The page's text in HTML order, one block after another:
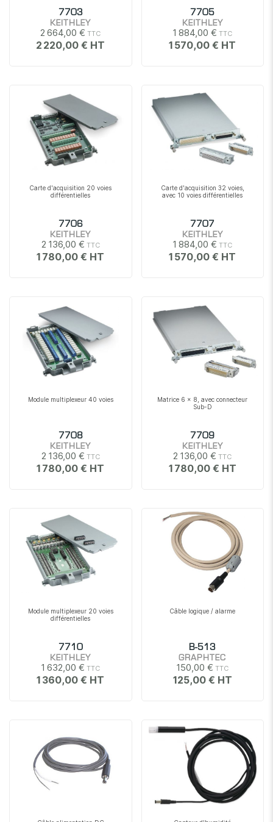
7703
KEITHLEY
2 664,00 €
2 220,00 €
7705
KEITHLEY
1 884,00 €
1 570,00 €
Carte d'acquisition 20 voies
différentielles
7706
KEITHLEY
2 136,00 €
1 780,00 €
Carte d'acquisition 32 voies,
avec 10 voies différentielles
7707
KEITHLEY
1 884,00 €
1 570,00 €
Module multiplexeur 40 voies
7708
KEITHLEY
2 136,00 €
1 780,00 €
Matrice 6 x 8, avec connecteur
Sub-D
7709
KEITHLEY
2 136,00 €
1 780,00 €
Module multiplexeur 20 voies
différentielles
7710
KEITHLEY
1 632,00 €
1 360,00 €
Câble logique / alarme
B-513
GRAPHTEC
150,00 €
125,00 €